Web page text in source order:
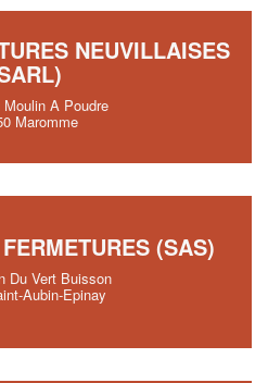
NEUVILLAISES
Moulin A Poudre
Maromme
(SAS)
Du Vert Buisson
Aubin-Epinay